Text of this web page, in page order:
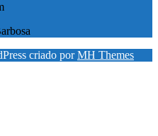
criado porMH Themes